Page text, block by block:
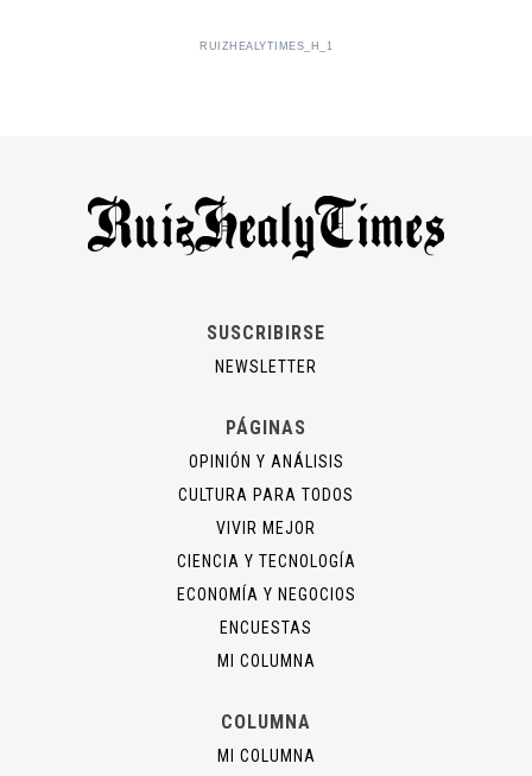
RUIZHEALYTIMES_H_1
SUSCRIBIRSE
NEWSLETTER
PÁGINAS
OPINIÓN Y ANÁLISIS
CULTURA PARA TODOS
VIVIR MEJOR
CIENCIA Y TECNOLOGÍA
ECONOMÍA Y NEGOCIOS
ENCUESTAS
MI COLUMNA
COLUMNA
MI COLUMNA